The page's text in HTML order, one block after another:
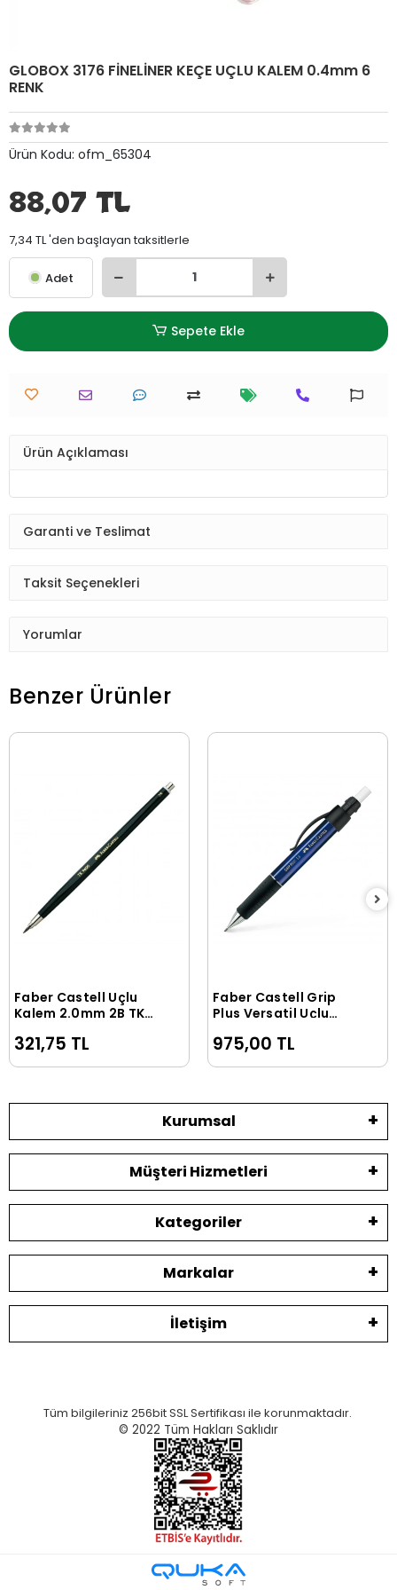
GLOBOX 3176 FİNELİNER KEÇE UÇLU KALEM 0.4mm 6
RENK
Ürün Kodu: ofm_65304
88,07 TL
7,34 TL 'den başlayan taksitlerle
Adet
Sepete Ekle
Ürün Açıklaması
Garanti ve Teslimat
Taksit Seçenekleri
Yorumlar
Benzer Ürünler
Sepete Ekle
Faber Castell Uçlu
Kalem 2.0mm 2B TK
321,75 TL
Sepete Ekle
Faber Castell Grip
Plus Versatil Uçlu
975,00 TL
Kurumsal
Müşteri Hizmetleri
Kategoriler
Markalar
İletişim
Tüm bilgileriniz 256bit SSL Sertifikası ile korunmaktadır.
© 2022 Tüm Hakları Saklıdır